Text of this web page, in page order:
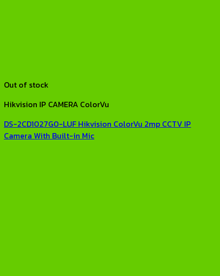
Out of stock
Hikvision IP CAMERA ColorVu
DS-2CD1027G0-LUF Hikvision ColorVu 2mp CCTV IP
Camera With Built-in Mic